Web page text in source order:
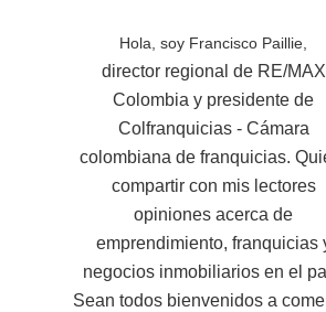
Hola, soy Francisco Paillie,
director regional de RE/MAX
Colombia y presidente de
Colfranquicias - Cámara
colombiana de franquicias.
compartir con mis lectores
opiniones acerca de
emprendimiento, franquicias
negocios inmobiliarios en el
Sean todos bienvenidos a